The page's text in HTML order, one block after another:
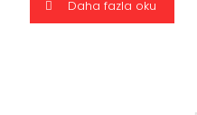
Daha fazla oku